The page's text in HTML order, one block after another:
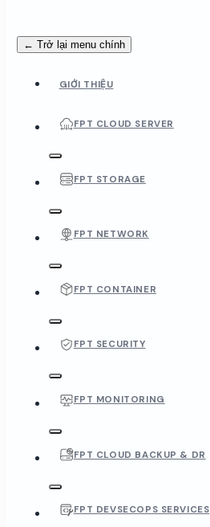
← Trở lại menu chính
GIỚI THIỆU
FPT CLOUD SERVER
FPT STORAGE
FPT NETWORK
FPT CONTAINER
FPT SECURITY
FPT MONITORING
FPT CLOUD BACKUP & DR
FPT DEVSECOPS SERVICES